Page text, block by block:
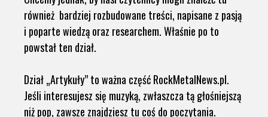
również bardziej rozbudowane treści, napisane z pasją
i poparte wiedzą oraz researchem. Właśnie po to
powstał ten dział.
Dział „Artykuły” to ważna część RockMetalNews.pl.
Jeśli interesujesz się muzyką, zwłaszcza tą głośniejszą
niż pop, zawsze znajdziesz tu coś do poczytania.